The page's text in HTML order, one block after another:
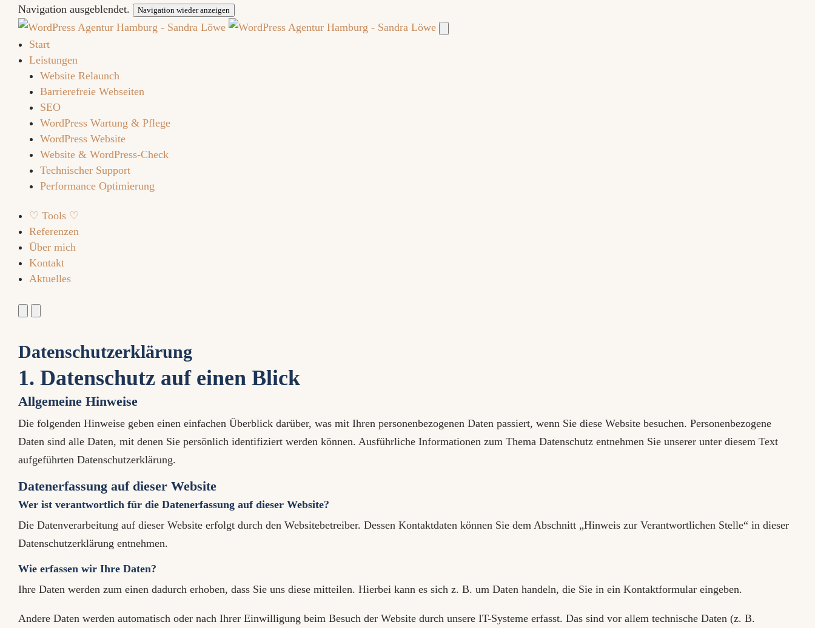
Navigation ausgeblendet. Navigation wieder anzeigen
Start
Leistungen
Website Relaunch
Barrierefreie Webseiten
SEO
WordPress Wartung & Pflege
WordPress Website
Website & WordPress-Check
Technischer Support
Performance Optimierung
♡ Tools ♡
Referenzen
Über mich
Kontakt
Aktuelles
Datenschutz­erklärung
1. Datenschutz auf einen Blick
Allgemeine Hinweise
Die folgenden Hinweise geben einen einfachen Überblick darüber, was mit Ihren personenbezogenen Daten passiert, wenn Sie diese Website besuchen. Personenbezogene
Daten sind alle Daten, mit denen Sie persönlich identifiziert werden können. Ausführliche Informationen zum Thema Datenschutz entnehmen Sie unserer unter diesem Text
aufgeführten Datenschutzerklärung.
Datenerfassung auf dieser Website
Wer ist verantwortlich für die Datenerfassung auf dieser Website?
Die Datenverarbeitung auf dieser Website erfolgt durch den Websitebetreiber. Dessen Kontaktdaten können Sie dem Abschnitt „Hinweis zur Verantwortlichen Stelle“ in dieser
Datenschutzerklärung entnehmen.
Wie erfassen wir Ihre Daten?
Ihre Daten werden zum einen dadurch erhoben, dass Sie uns diese mitteilen. Hierbei kann es sich z. B. um Daten handeln, die Sie in ein Kontaktformular eingeben.
Andere Daten werden automatisch oder nach Ihrer Einwilligung beim Besuch der Website durch unsere IT-Systeme erfasst. Das sind vor allem technische Daten (z. B.